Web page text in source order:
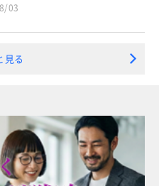
03
見る